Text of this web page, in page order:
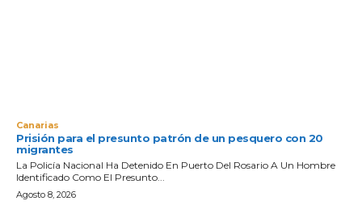
Canarias
Prisión para el presunto patrón de un pesquero con 20
migrantes
La Policía Nacional Ha Detenido En Puerto Del Rosario A Un Hombre
Identificado Como El Presunto...
Agosto 8, 2026